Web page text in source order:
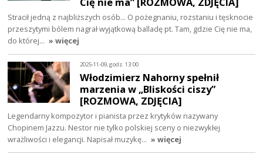
Stracił jedną z najbliższych osób... O pożegnaniu, rozstaniu i tęsknocie
przeszytymi bólem nagrał wyjątkową balladę pt. Tam, gdzie Cię nie ma,
do której… » więcej
2025-11-09, godz. 13:00
Włodzimierz Nahorny spełnił
marzenia w „Bliskości ciszy”
[ROZMOWA, ZDJĘCIA]
Legendarny kompozytor i pianista przez krytyków nazywany
Chopinem Jazzu. Nestor nie tylko polskiej sceny o niezwykłej
wrażliwości i elegancji. Napisał muzykę… » więcej